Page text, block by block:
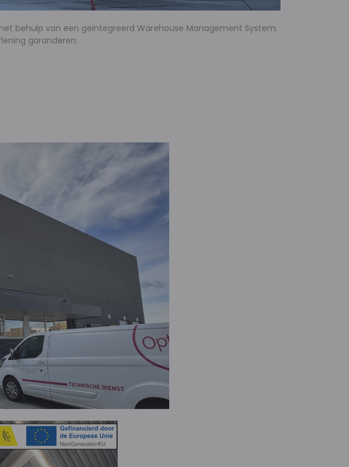
behulp van een geïntegreerd Warehouse Management System.
garanderen.